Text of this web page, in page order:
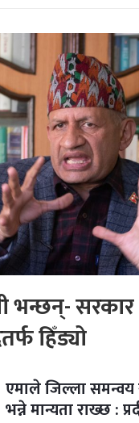
भन्छन्- सरकार
हिँड्यो
एमाले जिल्ला समन्वय
भन्ने मान्यता राख्छ :